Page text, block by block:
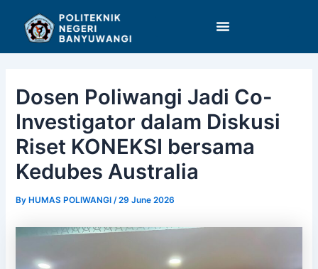
content
Dosen Poliwangi Jadi Co-
Investigator dalam Diskusi
Riset KONEKSI bersama
Kedubes Australia
ByHUMAS POLIWANGI /29 June 2026
navigation